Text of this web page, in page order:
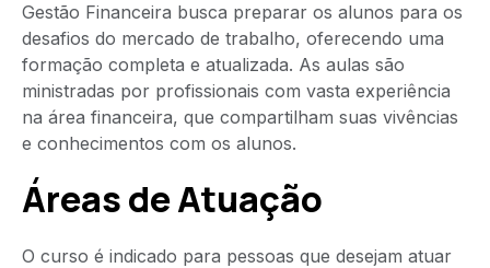
Gestão Financeira busca preparar os alunos para os
desafios do mercado de trabalho, oferecendo uma
formação completa e atualizada. As aulas são
ministradas por profissionais com vasta experiência
na área financeira, que compartilham suas vivências
e conhecimentos com os alunos.
Áreas de Atuação
O curso é indicado para pessoas que desejam atuar